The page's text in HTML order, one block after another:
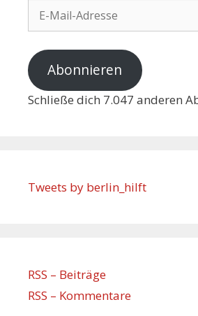
Abonnieren
Schließe dich 7.047 anderen
Tweets by berlin_hilft
RSS – Beiträge
RSS – Kommentare